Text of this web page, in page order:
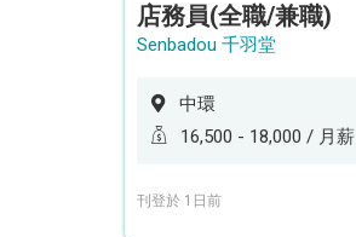
店務員(全職/兼職)
Senbadou 千羽堂
中環
16,500 - 18,000 / 月薪
刊登於 1日前